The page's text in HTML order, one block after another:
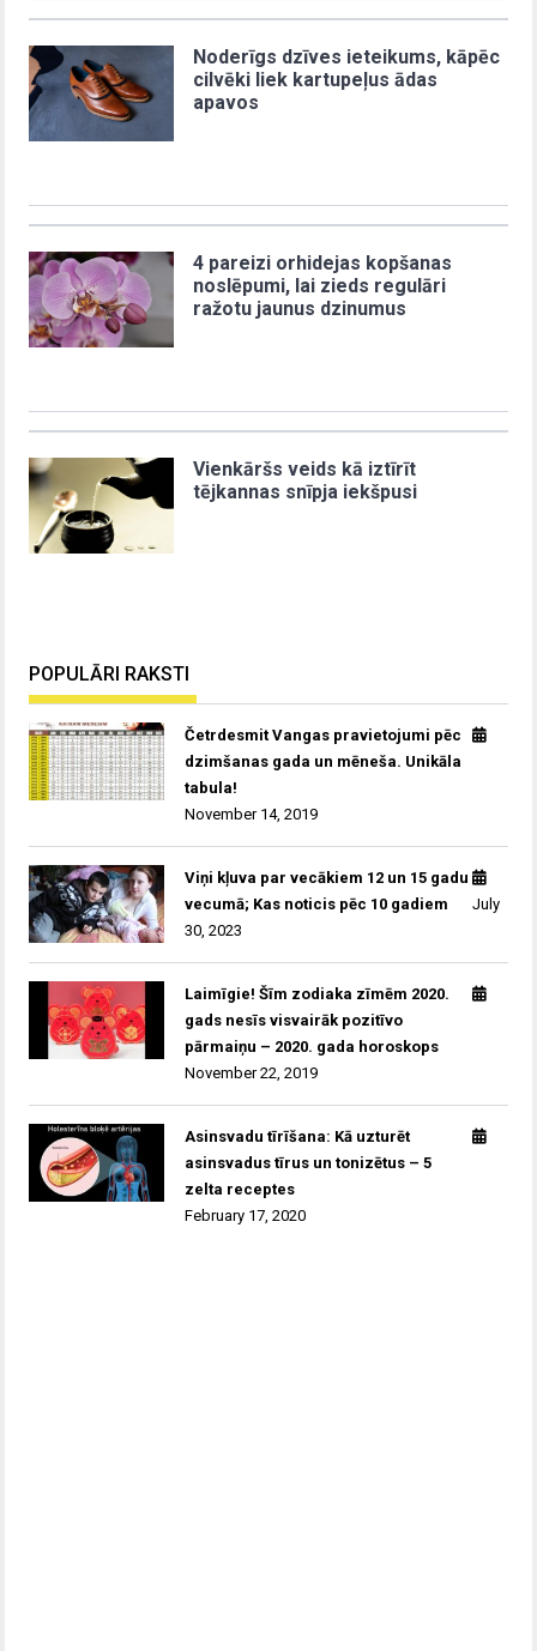
Noderīgs dzīves ieteikums, kāpēc
cilvēki liek kartupeļus ādas
apavos
4 pareizi orhidejas kopšanas
noslēpumi, lai zieds regulāri
ražotu jaunus dzinumus
Vienkāršs veids kā iztīrīt
tējkannas snīpja iekšpusi
POPULĀRI RAKSTI
Četrdesmit Vangas pravietojumi pēc
dzimšanas gada un mēneša. Unikāla
tabula!
November 14, 2019
Viņi kļuva par vecākiem 12 un 15 gadu
vecumā; Kas noticis pēc 10 gadiem
July
30, 2023
Laimīgie! Šīm zodiaka zīmēm 2020.
gads nesīs visvairāk pozitīvo
pārmaiņu – 2020. gada horoskops
November 22, 2019
Asinsvadu tīrīšana: Kā uzturēt
asinsvadus tīrus un tonizētus – 5
zelta receptes
February 17, 2020